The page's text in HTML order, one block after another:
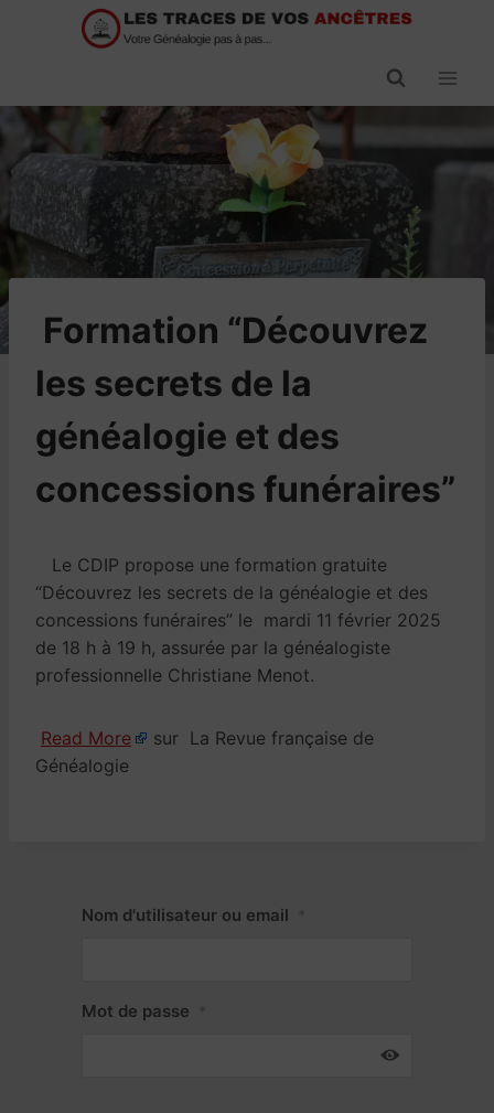
​Formation “Découvrez
les secrets de la
généalogie et des
concessions funéraires”
Le CDIP propose une formation gratuite
“Découvrez les secrets de la généalogie et des
concessions funéraires” le mardi 11 février 2025
de 18 h à 19 h, assurée par la généalogiste
professionnelle Christiane Menot.
Read More
sur La Revue française de
Généalogie
Nom d'utilisateur ou email
Mot de passe